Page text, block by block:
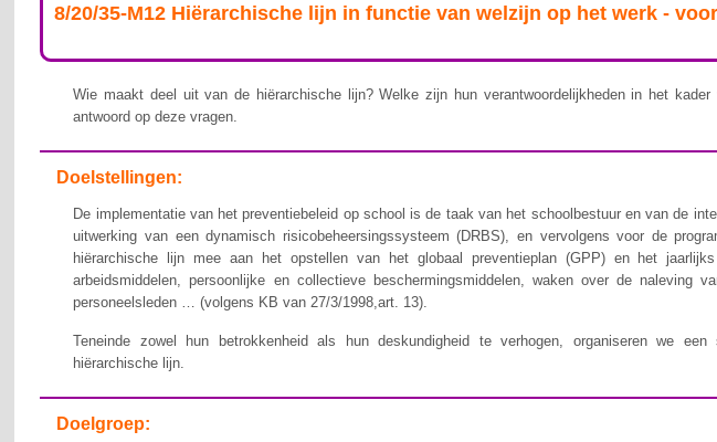
8/20/35-M12 Hiërarchische lijn in functie van welzijn op het werk -
Wie maakt deel uit van de hiërarchische lijn? Welke zijn hun verantwoordelijkheden in het
antwoord op deze vragen.
Doelstellingen:
De implementatie van het preventiebeleid op school is de taak van het schoolbestuur en van de
uitwerking van een dynamisch risicobeheersingssysteem (DRBS), en vervolgens voor de
hiërarchische lijn mee aan het opstellen van het globaal preventieplan (GPP) en het
arbeidsmiddelen, persoonlijke en collectieve beschermingsmiddelen, waken over de
personeelsleden … (volgens KB van 27/3/1998,art. 13).
Teneinde zowel hun betrokkenheid als hun deskundigheid te verhogen, organiseren we een
hiërarchische lijn.
Doelgroep: